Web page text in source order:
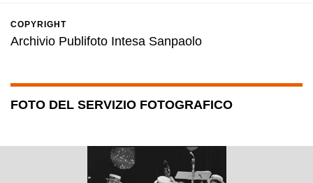
COPYRIGHT
Archivio Publifoto Intesa Sanpaolo
FOTO DEL SERVIZIO FOTOGRAFICO